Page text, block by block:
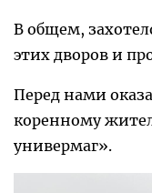
В общем,
этих дворов и
Перед нами
коренному
универмаг».